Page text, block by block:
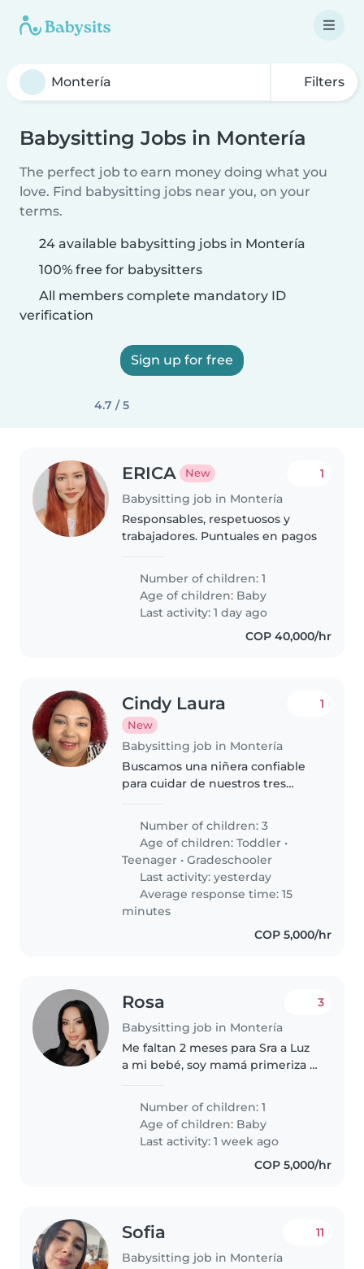
Filters
Babysitting Jobs in Montería
The perfect job to earn money doing what you
love. Find babysitting jobs near you, on your
terms.
24 available babysitting jobs in Montería
100% free for babysitters
All members complete mandatory ID
verification
Sign up for free
4.7 / 5
ERICA New
Babysitting job in Montería
1
Responsables, respetuosos y
trabajadores. Puntuales en pagos
Number of children: 1
Age of children: Baby
Last activity: 1 day ago
COP 40,000/hr
Cindy Laura
New
Babysitting job in Montería
1
Buscamos una niñera confiable
para cuidar de nuestros tres
preadolescente y un
adolescente. Valoramos que sea
cariñosa, paciente y con
experiencia en niños con..
Number of children: 3
Age of children:Toddler •
Teenager •Gradeschooler
Last activity: yesterday
Average response time: 15
minutes
COP 5,000/hr
Rosa
Babysitting job in Montería
3
Me faltan 2 meses para Sra a Luz
a mi bebé, soy mamá primeriza y
salida cada 15 días
Number of children: 1
Age of children: Baby
Last activity: 1 week ago
COP 5,000/hr
Sofia
Babysitting job in Montería
11